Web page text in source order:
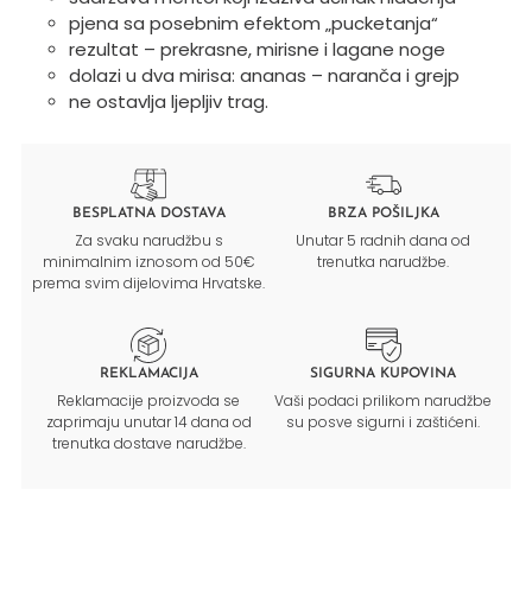
pjena sa posebnim efektom „pucketanja“
rezultat – prekrasne, mirisne i lagane noge
dolazi u dva mirisa: ananas – naranča i grejp
ne ostavlja ljepljiv trag.
BESPLATNA DOSTAVA
Za svaku narudžbu s
minimalnim iznosom od 50€
prema svim dijelovima Hrvatske.
BRZA POŠILJKA
Unutar 5 radnih dana od
trenutka narudžbe.
REKLAMACIJA
Reklamacije proizvoda se
zaprimaju unutar 14 dana od
trenutka dostave narudžbe.
SIGURNA KUPOVINA
Vaši podaci prilikom narudžbe
su posve sigurni i zaštićeni.